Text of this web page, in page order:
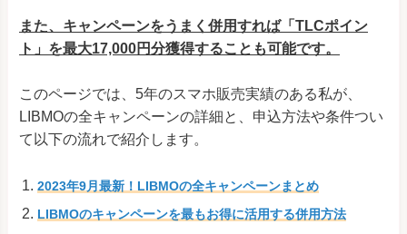
また、キャンペーンをうまく併用すれば「TLCポイン
ト」を最大17,000円分獲得することも可能です。
このページでは、5年のスマホ販売実績のある私が、
LIBMOの全キャンペーンの詳細と、申込方法や条件つい
て以下の流れで紹介します。
2023年9月最新！LIBMOの全キャンペーンまとめ
LIBMOのキャンペーンを最もお得に活用する併用方法